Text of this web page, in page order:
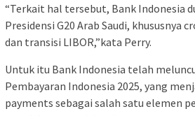
“Terkait hal tersebut, Bank Indonesia
Presidensi G20 Arab Saudi, khususnya
dan transisi LIBOR,”kata Perry.
Untuk itu Bank Indonesia telah
Pembayaran Indonesia 2025, yang
payments sebagai salah satu elemen